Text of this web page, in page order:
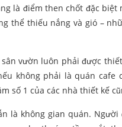
là điểm then chốt đặc
thể thiếu nắng và gió –
vườn luôn phải được
không phải là quán cafe
số 1 của các nhà thiết kế
là không gian quán.